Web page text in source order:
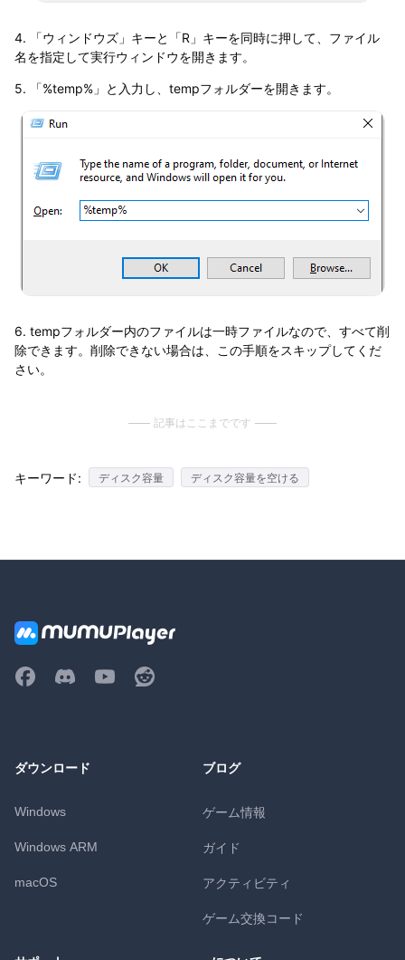
4. 「ウィンドウズ」キーと「R」キーを同時に押して、ファイル
名を指定して実行ウィンドウを開きます。
5. 「%temp%」と入力し、tempフォルダーを開きます。
6. tempフォルダー内のファイルは一時ファイルなので、すべて削
除できます。削除できない場合は、この手順をスキップしてくだ
さい。
記事はここまでです
キーワード: ディスク容量 ディスク容量を空ける
ダウンロード
Windows
Windows ARM
macOS
ブログ
ゲーム情報
ガイド
アクティビティ
ゲーム交換コード